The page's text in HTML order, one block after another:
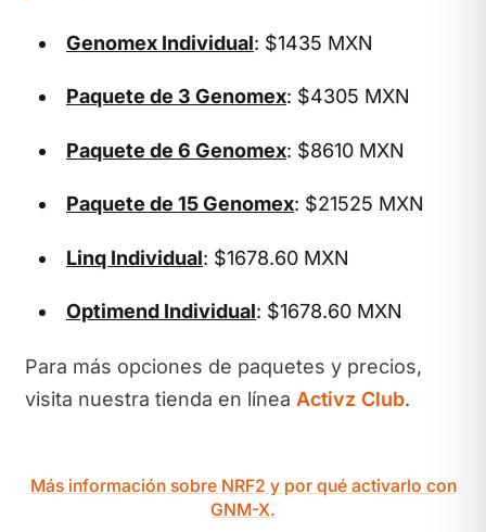
Genomex Individual: $1435 MXN
Paquete de 3 Genomex: $4305 MXN
Paquete de 6 Genomex: $8610 MXN
Paquete de 15 Genomex: $21525 MXN
Linq Individual: $1678.60 MXN
Optimend Individual: $1678.60 MXN
Para más opciones de paquetes y precios,
visita nuestra tienda en línea Activz Club.
Más información sobre NRF2 y por qué activarlo con
GNM-X.